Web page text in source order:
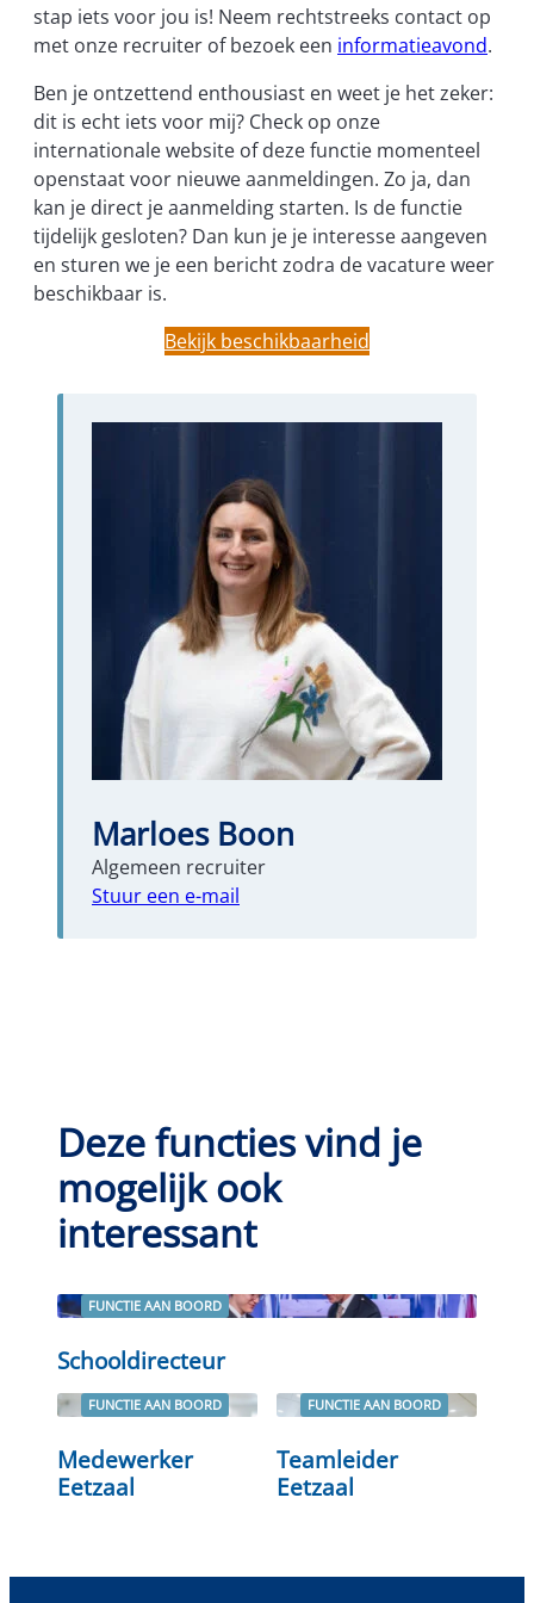
stap iets voor jou is! Neem rechtstreeks contact op
met onze recruiter of bezoek een informatieavond.
Ben je ontzettend enthousiast en weet je het zeker:
dit is echt iets voor mij? Check op onze
internationale website of deze functie momenteel
openstaat voor nieuwe aanmeldingen. Zo ja, dan
kan je direct je aanmelding starten. Is de functie
tijdelijk gesloten? Dan kun je je interesse aangeven
en sturen we je een bericht zodra de vacature weer
beschikbaar is.
Bekijk beschikbaarheid
Marloes Boon
Algemeen recruiter
Stuur een e-mail
Deze functies vind je
mogelijk ook
interessant
FUNCTIE AAN BOORD
Schooldirecteur
FUNCTIE AAN BOORD
Medewerker
Eetzaal
Lees verder
FUNCTIE AAN BOORD
Teamleider
Eetzaal
Lees verder